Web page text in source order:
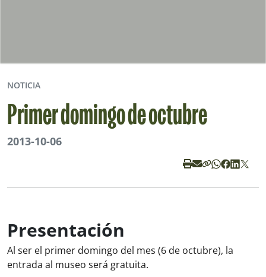
NOTICIA
Primer domingo de octubre
2013-10-06
Presentación
Al ser el primer domingo del mes (6 de octubre), la
entrada al museo será gratuita.